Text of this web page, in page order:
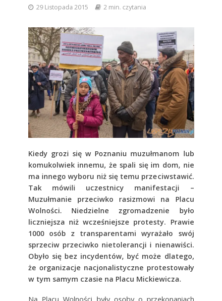
29 Listopada 2015 2 min. czytania
Kiedy grozi się w Poznaniu muzułmanom lub
komukolwiek innemu, że spali się im dom, nie
ma innego wyboru niż się temu przeciwstawić.
Tak mówili uczestnicy manifestacji –
Muzułmanie przeciwko rasizmowi na Placu
Wolności. Niedzielne zgromadzenie było
liczniejsza niż wcześniejsze protesty. Prawie
1000 osób z transparentami wyrażało swój
sprzeciw przeciwko nietolerancji i nienawiści.
Obyło się bez incydentów, być może dlatego,
że organizacje nacjonalistyczne protestowały
w tym samym czasie na Placu Mickiewicza.